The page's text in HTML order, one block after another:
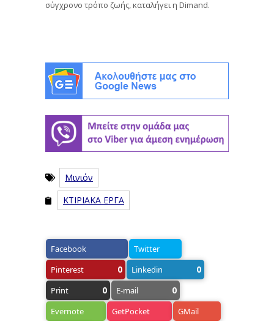
σύγχρονο τρόπο ζωής, καταλήγει η Dimand.
Μινιόν
ΚΤΙΡΙΑΚΑ ΕΡΓΑ
Facebook
Twitter
Pinterest
0 Linkedin 0
Print 0 E-mail 0
Evernote GetPocket GMail